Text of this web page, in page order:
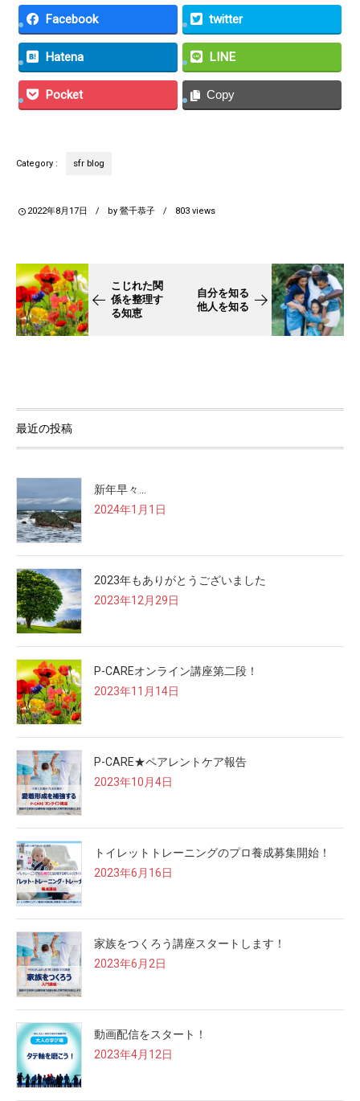
Facebook twitter
Hatena LINE
Pocket Copy
Category : sfr blog
2022年8月17日 by鶯千恭子 803 views
こじれた関
係を整理す
る知恵
自分を知る
他人を知る
最近の投稿
新年早々…
2024年1月1日
2023年もありがとうございました
2023年12月29日
P-CAREオンライン講座第二段！
2023年11月14日
P-CARE★ペアレントケア報告
2023年10月4日
トイレットトレーニングのプロ養成募集開始！
2023年6月16日
家族をつくろう講座スタートします！
2023年6月2日
動画配信をスタート！
2023年4月12日